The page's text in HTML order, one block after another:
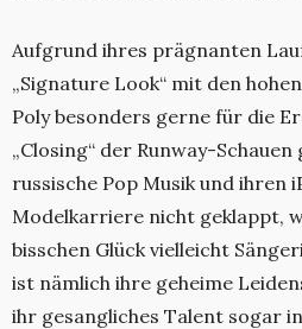
Aufgrund ihres prägnanten
„Signature Look“ mit den
Poly besonders gerne für die
„Closing“ der Runway-
russische Pop Musik und ihren
Modelkarriere nicht geklappt,
bisschen Glück vielleicht
ist nämlich ihre geheime
ihr gesangliches Talent sogar